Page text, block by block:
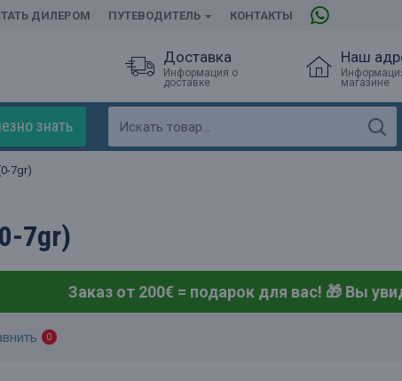
ДИЛЕРОМ ПУТЕВОДИТЕЛЬ КОНТАКТЫ
Доставка
Информация о
доставке
Наш
магазине
знать
7gr)
7gr)
Заказ от 200€ = подарок для вас! 🎁 Вы
0